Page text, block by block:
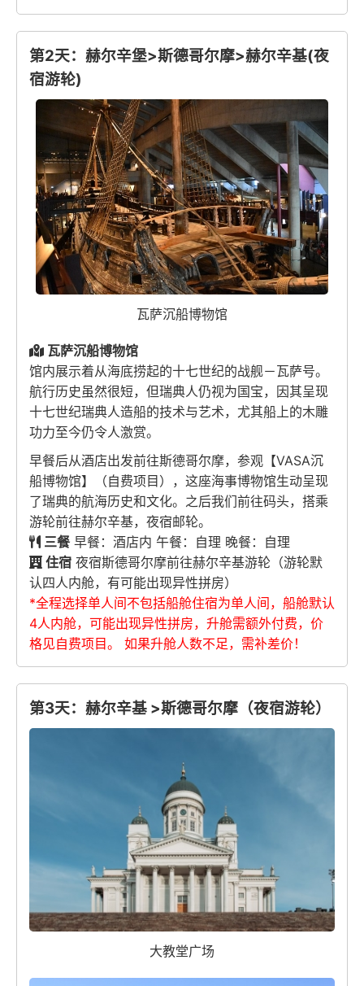
第2天：赫尔辛堡>斯德哥尔摩>赫尔辛基(夜
宿游轮)
瓦萨沉船博物馆
瓦萨沉船博物馆
馆内展示着从海底捞起的十七世纪的战舰－瓦萨号。
航行历史虽然很短，但瑞典人仍视为国宝，因其呈现
十七世纪瑞典人造船的技术与艺术，尤其船上的木雕
功力至今仍令人激赏。
早餐后从酒店出发前往斯德哥尔摩，参观【VASA沉
船博物馆】（自费项目），这座海事博物馆生动呈现
了瑞典的航海历史和文化。之后我们前往码头，搭乘
游轮前往赫尔辛基，夜宿邮轮。
三餐 早餐：酒店内 午餐：自理 晚餐：自理
住宿 夜宿斯德哥尔摩前往赫尔辛基游轮（游轮默
认四人内舱，有可能出现异性拼房）
*全程选择单人间不包括船舱住宿为单人间，船舱默认
4人内舱，可能出现异性拼房，升舱需额外付费，价
格见自费项目。 如果升舱人数不足，需补差价！
第3天：赫尔辛基 >斯德哥尔摩（夜宿游轮）
大教堂广场